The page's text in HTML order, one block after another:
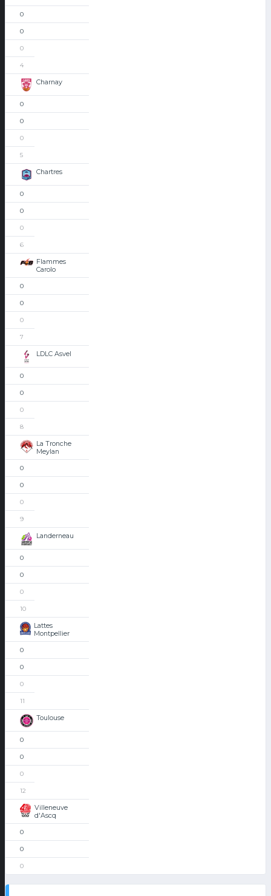
0
0
0
4
Charnay
0
0
0
5
Chartres
0
0
0
6
Flammes
Carolo
0
0
0
7
LDLC Asvel
0
0
0
8
La Tronche
Meylan
0
0
0
9
Landerneau
0
0
0
10
Lattes
Montpellier
0
0
0
11
Toulouse
0
0
0
12
Villeneuve
d'Ascq
0
0
0